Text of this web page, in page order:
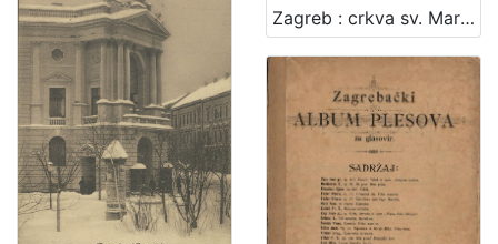
Zagreb : crkva sv. Marka